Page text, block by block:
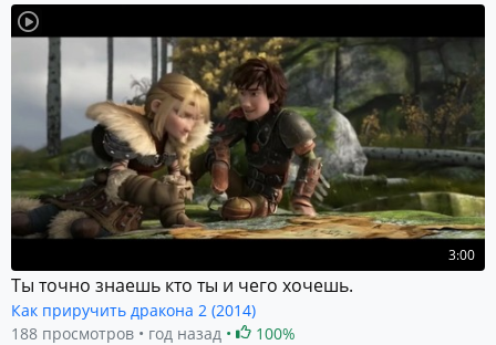
3:00
Ты точно знаешь кто ты и чего хочешь.
Как приручить дракона 2 (2014)
188 просмотров
год назад 100%